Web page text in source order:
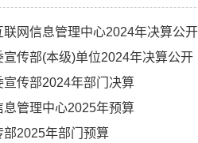
网信息管理中心2024年决算公开
传部(本级)单位2024年决算公开
传部2024年部门决算
管理中心2025年预算
部2025年部门预算